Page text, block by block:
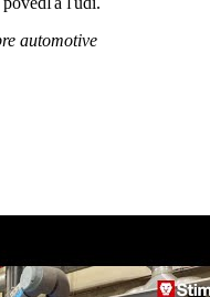
automotive